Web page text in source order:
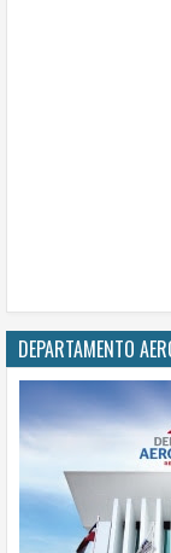
DEPARTAMENTO